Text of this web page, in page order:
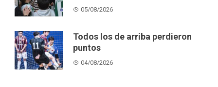
05/08/2026
Todos los de arriba perdieron
puntos
04/08/2026